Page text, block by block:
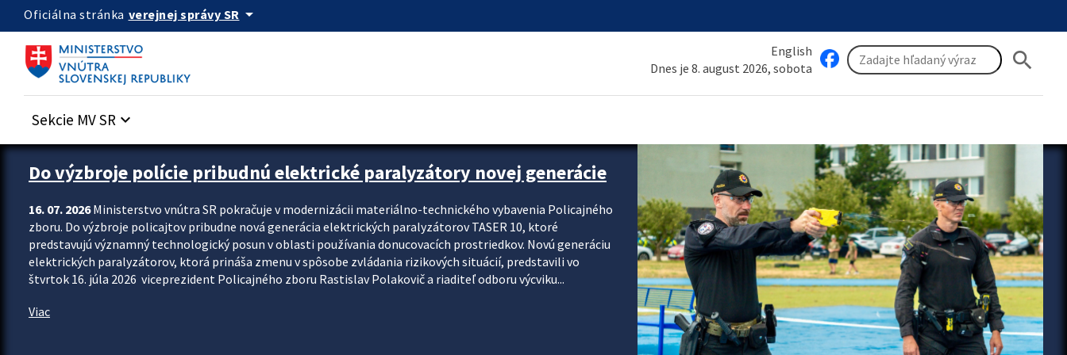
Preskocit na hlavný obsah
Oficiálna stránka verejnej správy SR arrow_drop_down
English
Dnes je 8. august 2026, sobota
search
Sekcie MV SR keyboard_arrow_down
Zastavit automatický posun upútavok
Do výzbroje polície pribudnú elektrické paralyzátory novej generácie
16. 07. 2026Ministerstvo vnútra SR pokračuje v modernizácii materiálno-technického vybavenia Policajného
zboru. Do výzbroje policajtov pribudne nová generácia elektrických paralyzátorov TASER 10, ktoré
predstavujú významný technologický posun v oblasti používania donucovacích prostriedkov. Novú generáciu
elektrických paralyzátorov, ktorá prináša zmenu v spôsobe zvládania rizikových situácií, predstavili vo
štvrtok 16. júla 2026 viceprezident Policajného zboru Rastislav Polakovič a riaditeľ odboru výcviku...
Viac